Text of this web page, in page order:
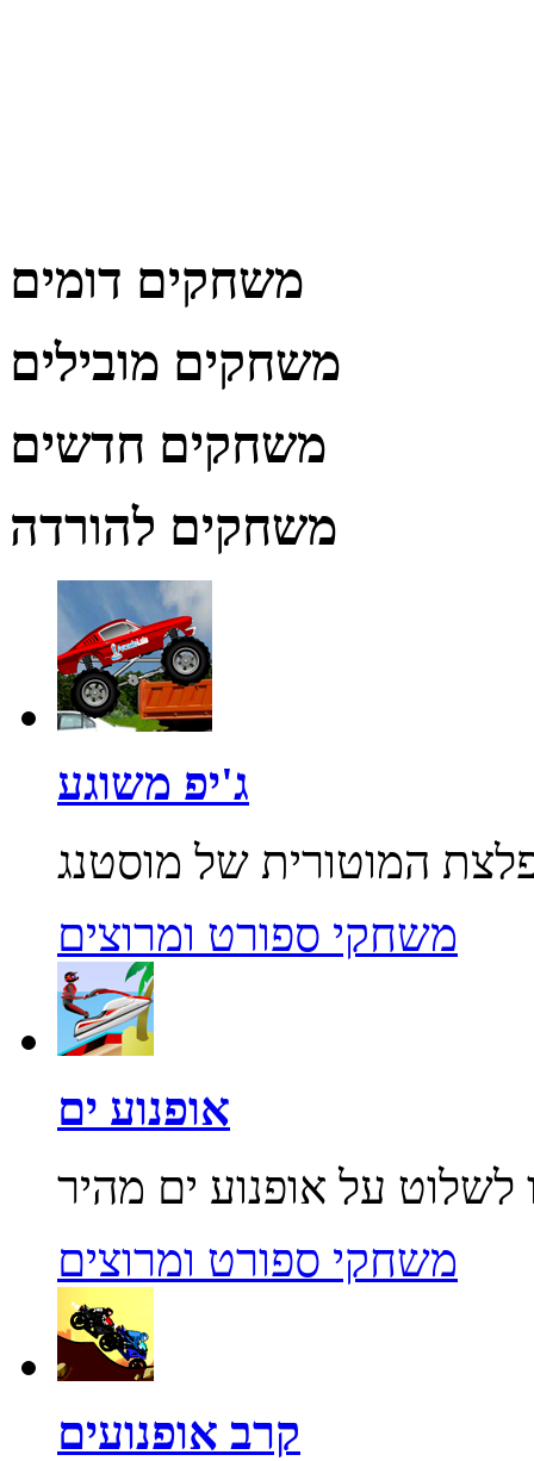
משחקים דומים
משחקים מובילים
משחקים חדשים
משחקים להורדה
ג'יפ משוגע
משחקי ספורט ומרוצים
אופנוע ים
משחקי ספורט ומרוצים
קרב אופנועים